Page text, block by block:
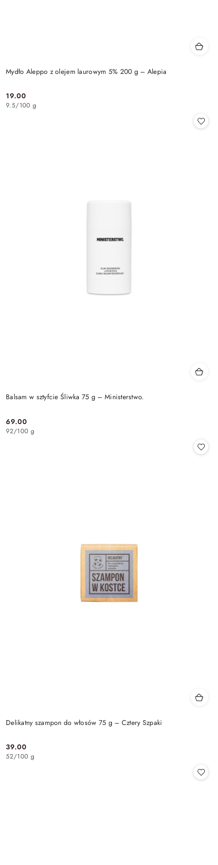
Mydło Aleppo z olejem laurowym 5% 200 g – Alepia
Cena:
19.00
9.5/100 g
Balsam w sztyfcie Śliwka 75 g – Ministerstwo.
Cena:
69.00
92/100 g
Delikatny szampon do włosów 75 g – Cztery Szpaki
Cena:
39.00
52/100 g